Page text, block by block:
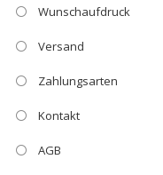
Wunschaufdruck
Versand
Zahlungsarten
Kontakt
AGB